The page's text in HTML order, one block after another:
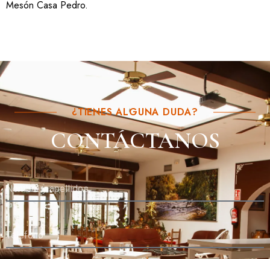
Mesón Casa Pedro.
¿TIENES ALGUNA DUDA?
CONTÁCTANOS